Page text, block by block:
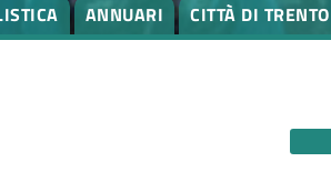
ANNUARI CITTÀ DI TRENTO